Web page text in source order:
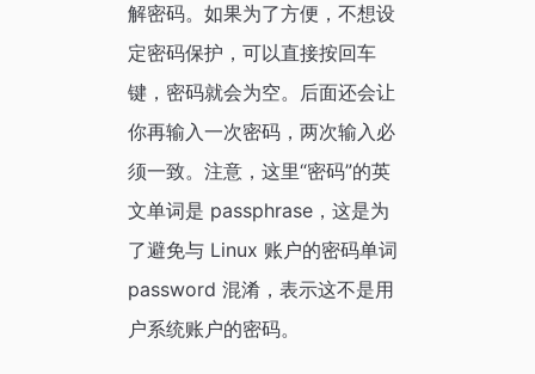
解密码。如果为了方便，不想设
定密码保护，可以直接按回车
键，密码就会为空。后面还会让
你再输入一次密码，两次输入必
须一致。注意，这里“密码”的英
文单词是 passphrase，这是为
了避免与 Linux 账户的密码单词
password 混淆，表示这不是用
户系统账户的密码。